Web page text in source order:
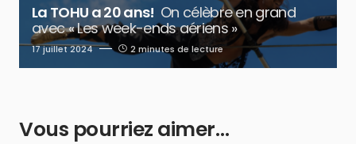
La TOHU a 20 ans! On célèbre en grand
avec « Les week-ends aériens »
17 juillet 2024 2 minutes de lecture
Vous pourriez aimer…